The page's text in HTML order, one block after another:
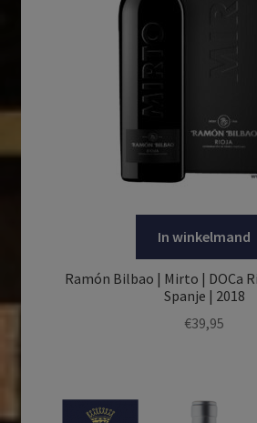
In winkelmand
Ramón Bilbao | Mirto | DOCa
Spanje | 2018
€39,95